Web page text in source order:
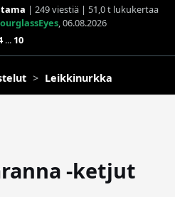
| 249 viestiä | 51,0 t lukukertaa
, 06.08.2026
... 10
Leikkinurkka
-ketjut